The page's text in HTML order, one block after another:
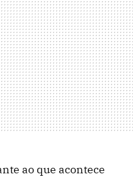
ao que acontece